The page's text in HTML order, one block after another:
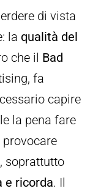
di vista
la qualità del
che il Bad
fa
capire
la pena fare
soprattutto
e ricorda. Il